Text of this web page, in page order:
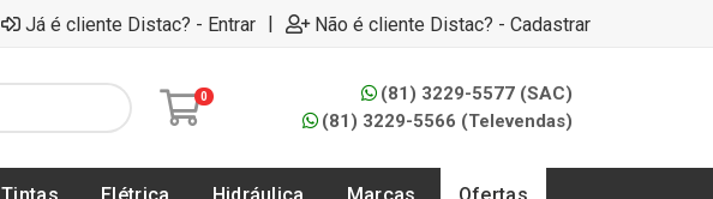
Já é cliente Distac? - Entrar | Não é cliente Distac? - Cadastrar
0
(81) 3229-5577 (SAC)
(81) 3229-5566 (Televendas)